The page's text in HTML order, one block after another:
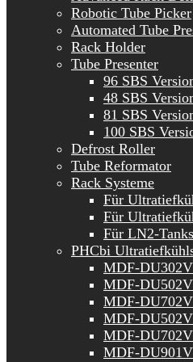
Robotic Tube Picker
Automated Tube
Rack Holder
Tube Presenter
96 SBS
48 SBS
81 SBS
100 SBS
Defrost Roller
Tube Reformator
Rack Systeme
Für
Für
Für LN2-Tanks
PHCbi
MDF-
MDF-
MDF-
MDF-
MDF-
MDF-